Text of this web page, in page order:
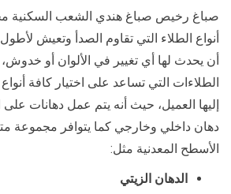
صباغ رخيص صباغ هندي الشعب السكنية
أنواع الطلاء التي تقاوم الصدأ وتعيش
أن يحدث لها أي تغيير في الألوان أو
الطلاءات التي تساعد على اختيار كافة
إليها العميل، حيث أنه يتم عمل دهانات
دهان داخلي وخارجي كما يتوافر مجموعة
الأسطح المعدنية مثل:
الدهان الزيتي